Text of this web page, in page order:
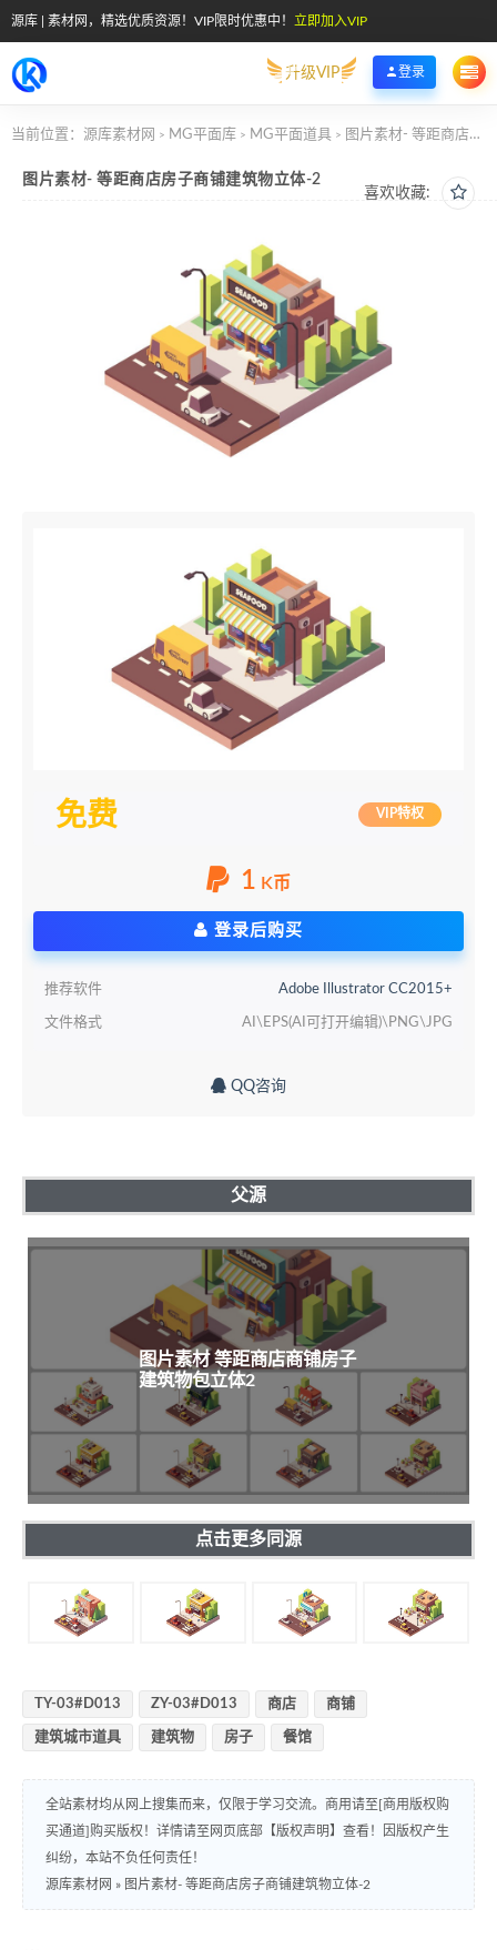
源库 | 素材网，精选优质资源！VIP限时优惠中！ 立即加入VIP
升级VIP 登录
当前位置： 源库素材网 > MG平面库 > MG平面道具 > 图片素材- 等距商店房子商铺建筑物立体-2
喜欢收藏:
图片素材- 等距商店房子商铺建筑物立体-2
免费 VIP特权
1 K币
登录后购买
推荐软件 Adobe Illustrator CC2015+
文件格式 AI\EPS(AI可打开编辑)\PNG\JPG
QQ咨询
父源
图片素材 等距商店商铺房子
建筑物包立体2
点击更多同源
TY-03#D013 ZY-03#D013 商店 商铺
建筑城市道具 建筑物 房子 餐馆
全站素材均从网上搜集而来，仅限于学习交流。商用请至[商用版权购
买通道]购买版权！详情请至网页底部【版权声明】查看！因版权产生
纠纷，本站不负任何责任！
源库素材网 » 图片素材- 等距商店房子商铺建筑物立体-2